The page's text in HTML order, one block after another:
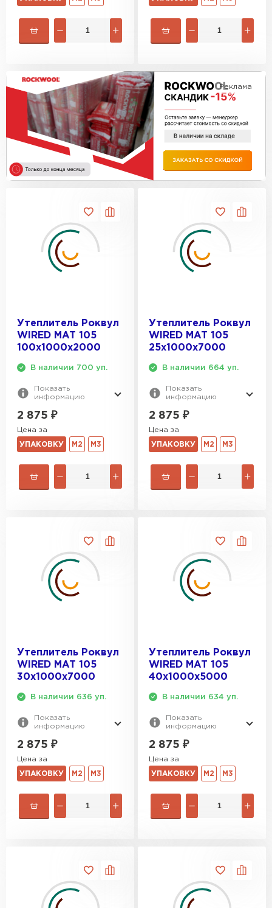
Реклама
Утеплитель Роквул
WIRED MAT 105
100х1000х2000
В наличии 700 уп.
Показать
информацию
2 875 ₽
Цена за
УПАКОВКУ М2 М3
Утеплитель Роквул
WIRED MAT 105
25х1000х7000
В наличии 664 уп.
Показать
информацию
2 875 ₽
Цена за
УПАКОВКУ М2 М3
Утеплитель Роквул
WIRED MAT 105
30х1000х7000
В наличии 636 уп.
Показать
информацию
2 875 ₽
Цена за
УПАКОВКУ М2 М3
Утеплитель Роквул
WIRED MAT 105
40х1000х5000
В наличии 634 уп.
Показать
информацию
2 875 ₽
Цена за
УПАКОВКУ М2 М3
Утеплитель Изотек
ПЕРЕЙТИ
ПЕРЕЙТИ
Утеплитель Hotrock
ПЕРЕЙТИ
Утеплитель Xotpipe
Утеплитель Тимплэкс
ПЕРЕЙТИ
Утеплитель Изовол
ПЕРЕЙТИ
Утеплитель Basfiber
Утеплитель Термит
ПЕРЕЙТИ
Утеплитель Изомин
ПЕРЕЙТИ
Рулонная кровля Брит
ПЕРЕЙТИ
Утеплитель Knauf
Утеплитель Isoroc
Утеплитель Юматекс
Утеплитель Теплекс
Утеплитель Эковер
Утеплитель Дирок
Утеплитель Белтеп
Утеплитель Тизол
Утеплитель Isotec
Утеплитель Basfiber
Утеплитель Тимплэкс